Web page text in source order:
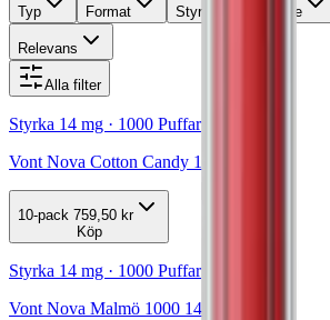
Typ Format Styrka Märke
Relevans
Alla filter
Styrka 14 mg · 1000 Puffar
Vont Nova Cotton Candy 1000 14mg
10-pack 759,50 kr
Köp
Styrka 14 mg · 1000 Puffar
Vont Nova Malmö 1000 14mg